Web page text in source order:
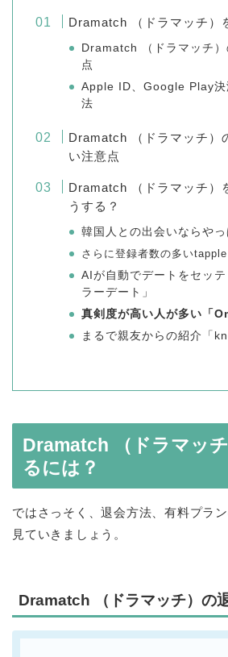
Dramatch （ドラマッチ）
Dramatch （ドラマッチ
点
Apple ID、Google Play決
法
Dramatch （ドラマッチ）
い注意点
Dramatch （ドラマッチ）
うする？
韓国人との出会いならやっ
さらに登録者数の多いtapple
AIが自動でデートをセッ
ラーデート」
真剣度が高い人が多い「
まるで親友からの紹介「
Dramatch （ドラマッ
るには？
ではさっそく、退会方法、有料プラ
見ていきましょう。
Dramatch （ドラマッチ）の